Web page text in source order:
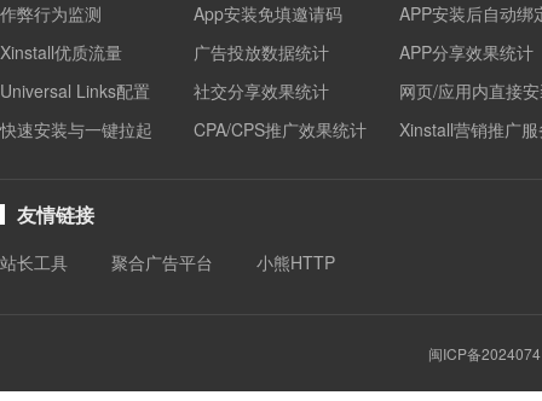
作弊行为监测
Xinstall优质流量
Universal Links配置
快速安装与一键拉起
App安装免填邀请码
APP安装后自动绑
广告投放数据统计
APP分享效果统计
社交分享效果统计
网页/应用内直接
CPA/CPS推广效果统计
Xinstall营销推广
友情链接
站长工具 聚合广告平台 小熊HTTP
闽ICP备